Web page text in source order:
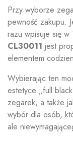
Przy wyborze
pewność zakupu.
razu wpisuje się w
CL30011 jest
elementem
Wybierając ten
estetyce „full
zegarek, a także
wybór dla osób,
ale